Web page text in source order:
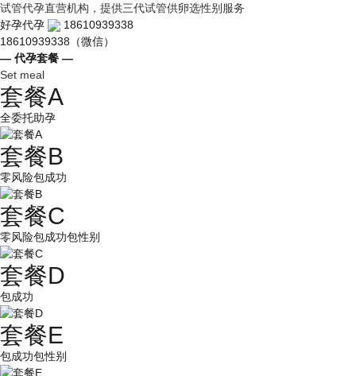
试管代孕直营机构，提供三代试管供卵选性别服务
好孕代孕
18610939338
18610939338（微信）
— 代孕套餐 —
Set meal
套餐A
全委托助孕
套餐B
零风险包成功
套餐C
零风险包成功包性别
套餐D
包成功
套餐E
包成功包性别